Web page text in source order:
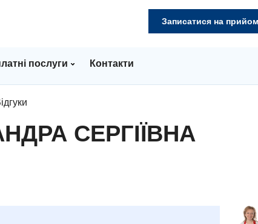
Записатися на прийом
послуги Контакти
СЕРГІЇВНА